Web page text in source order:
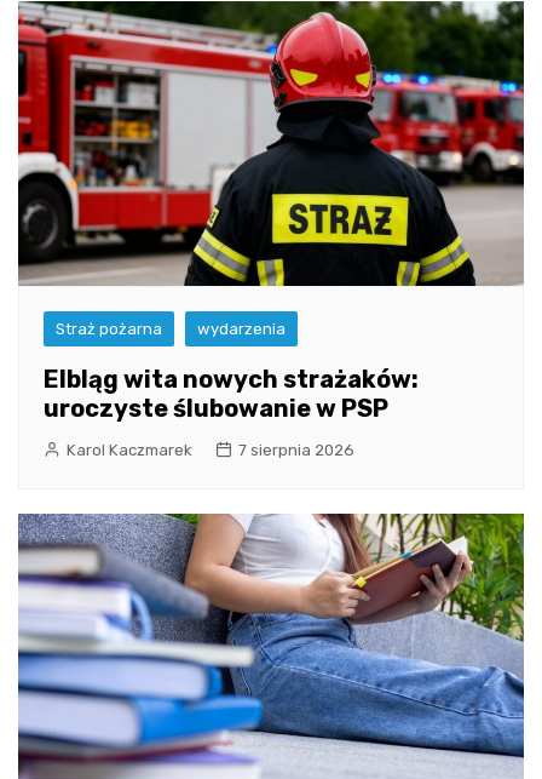
Straż pożarna wydarzenia
Elbląg wita nowych strażaków:
uroczyste ślubowanie w PSP
Karol Kaczmarek 7 sierpnia 2026